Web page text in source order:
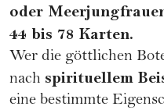
oder
44 bis 78 Karten.
Wer die göttlichen
nach spirituellem
eine bestimmte